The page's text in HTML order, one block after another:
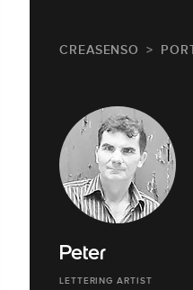
CREASENSO
Peter
LETTERING ARTIST